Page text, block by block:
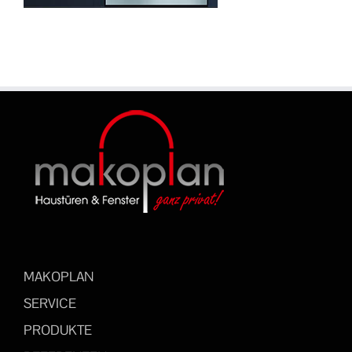
MAKOPLAN
SERVICE
PRODUKTE